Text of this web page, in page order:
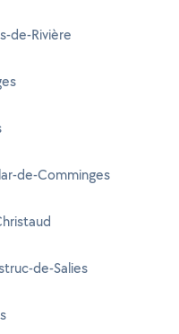
de-Rivière
de-Comminges
de-Salies